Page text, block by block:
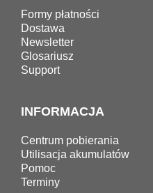
Formy płatności
Dostawa
Newsletter
Glosariusz
Support
INFORMACJA
Centrum pobierania
Utilisacja akumulatów
Pomoc
Terminy